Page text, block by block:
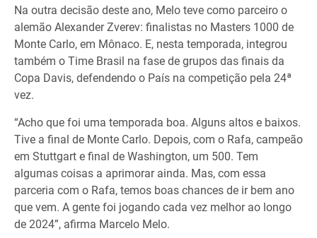
Na outra decisão deste ano, Melo teve como parceiro o
alemão Alexander Zverev: finalistas no Masters 1000 de
Monte Carlo, em Mônaco. E, nesta temporada, integrou
também o Time Brasil na fase de grupos das finais da
Copa Davis, defendendo o País na competição pela 24ª
vez.
“Acho que foi uma temporada boa. Alguns altos e baixos.
Tive a final de Monte Carlo. Depois, com o Rafa, campeão
em Stuttgart e final de Washington, um 500. Tem
algumas coisas a aprimorar ainda. Mas, com essa
parceria com o Rafa, temos boas chances de ir bem ano
que vem. A gente foi jogando cada vez melhor ao longo
de 2024”, afirma Marcelo Melo.